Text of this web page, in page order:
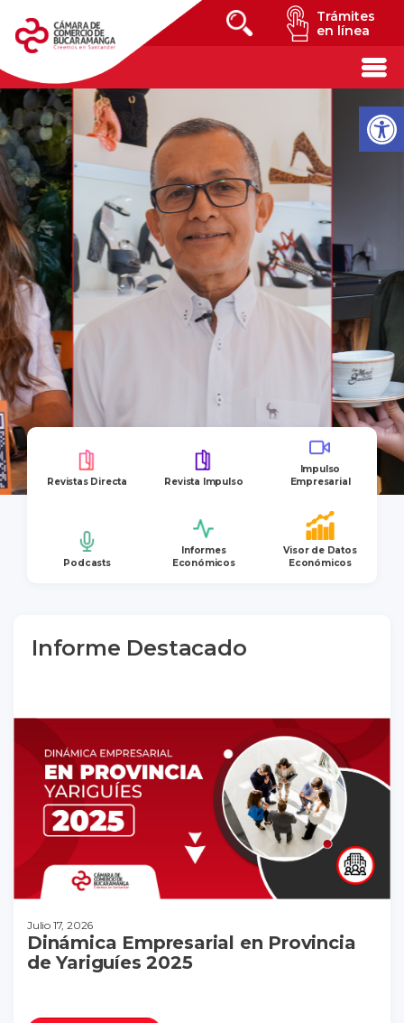
Trámites
en línea
Revistas Directa Revista Impulso
Impulso
Empresarial
Podcasts
Informes
Económicos
Visor de Datos
Económicos
Informe Destacado
Julio 17, 2026
Dinámica Empresarial en Provincia
de Yariguíes 2025